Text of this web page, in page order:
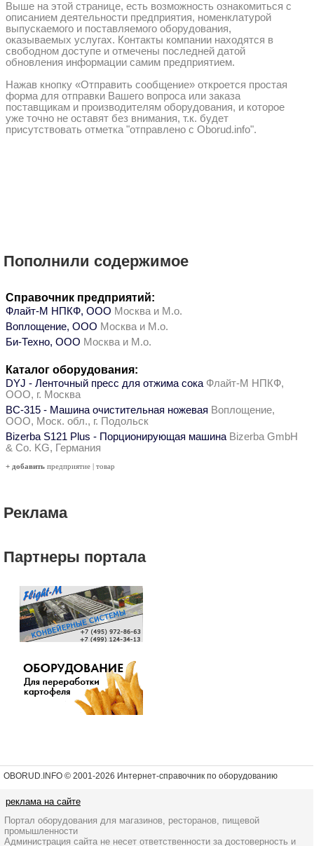
Выше на этой странице, есть возможность ознакомиться с
описанием деятельности предприятия, номенклатурой
выпускаемого и поставляемого оборудования,
оказываемых услугах. Контакты компании находятся в
свободном доступе и отмечены последней датой
обновления информации самим предприятием.
Нажав кнопку «Отправить сообщение» откроется простая
форма для отправки Вашего вопроса или заказа
поставщикам и производителям оборудования, и которое
уже точно не оставят без внимания, т.к. будет
присутствовать отметка "отправлено с Oborud.info".
Пополнили содержимое
Справочник предприятий:
Флайт-М НПКФ, ООО Москва и М.о.
Воплощение, ООО Москва и М.о.
Би-Техно, ООО Москва и М.о.
Каталог оборудования:
DYJ - Ленточный пресс для отжима сока Флайт-М НПКФ,
ООО, г. Москва
ВС-315 - Машина очистительная ножевая Воплощение,
ООО, Моск. обл., г. Подольск
Bizerba S121 Plus - Порционирующая машина Bizerba GmbH
& Co. KG, Германия
+ добавить предприятие | товар
Реклама
Партнеры портала
OBORUD.INFO © 2001-2026 Интернет-справочник по оборудованию
реклама на сайте
Портал оборудования для магазинов, ресторанов, пищевой
промышленности
Администрация сайта не несет ответственности за достоверность и